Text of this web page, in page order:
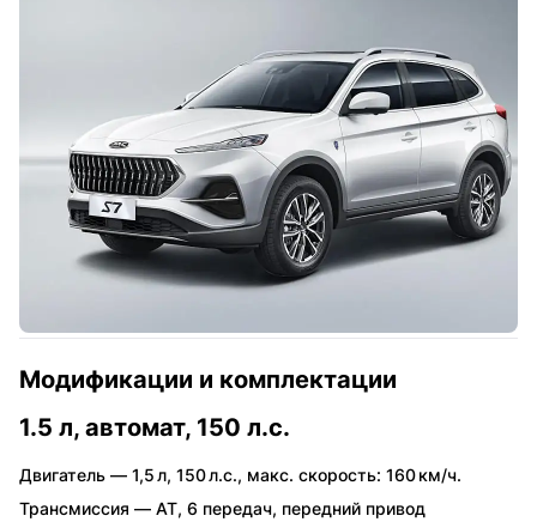
Модификации и комплектации
1.5 л, автомат, 150 л.с.
Двигатель — 1,5 л, 150 л.с., макс. скорость: 160 км/ч.
Трансмиссия — AT, 6 передач, передний привод